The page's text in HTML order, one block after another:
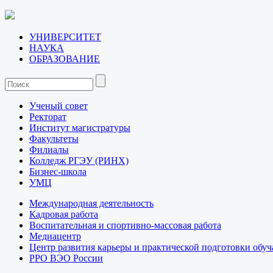
УНИВЕРСИТЕТ
НАУКА
ОБРАЗОВАНИЕ
Ученый совет
Ректорат
Институт магистратуры
Факультеты
Филиалы
Колледж РГЭУ (РИНХ)
Бизнес-школа
УМЦ
Международная деятельность
Кадровая работа
Воспитательная и спортивно-массовая работа
Медиацентр
Центр развития карьеры и практической подготовки
РРО ВЭО России